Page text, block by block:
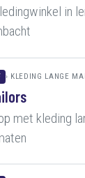
in
KLEDING LANGE
met kleding